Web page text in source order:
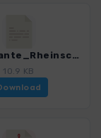
32_Variante_Rheinschleife Rheinau.gpx
10.9 KB